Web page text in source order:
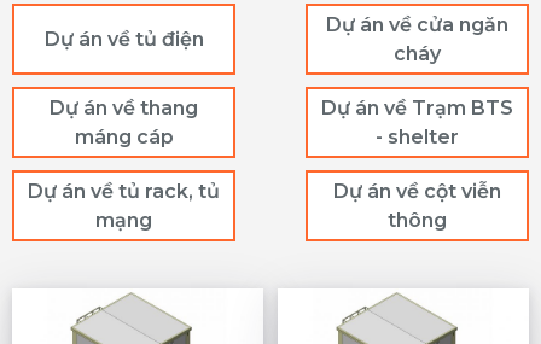
Dự án về tủ điện
Dự án về cửa ngăn
cháy
Dự án về thang
máng cáp
Dự án về Trạm BTS
- shelter
Dự án về tủ rack, tủ
mạng
Dự án về cột viễn
thông